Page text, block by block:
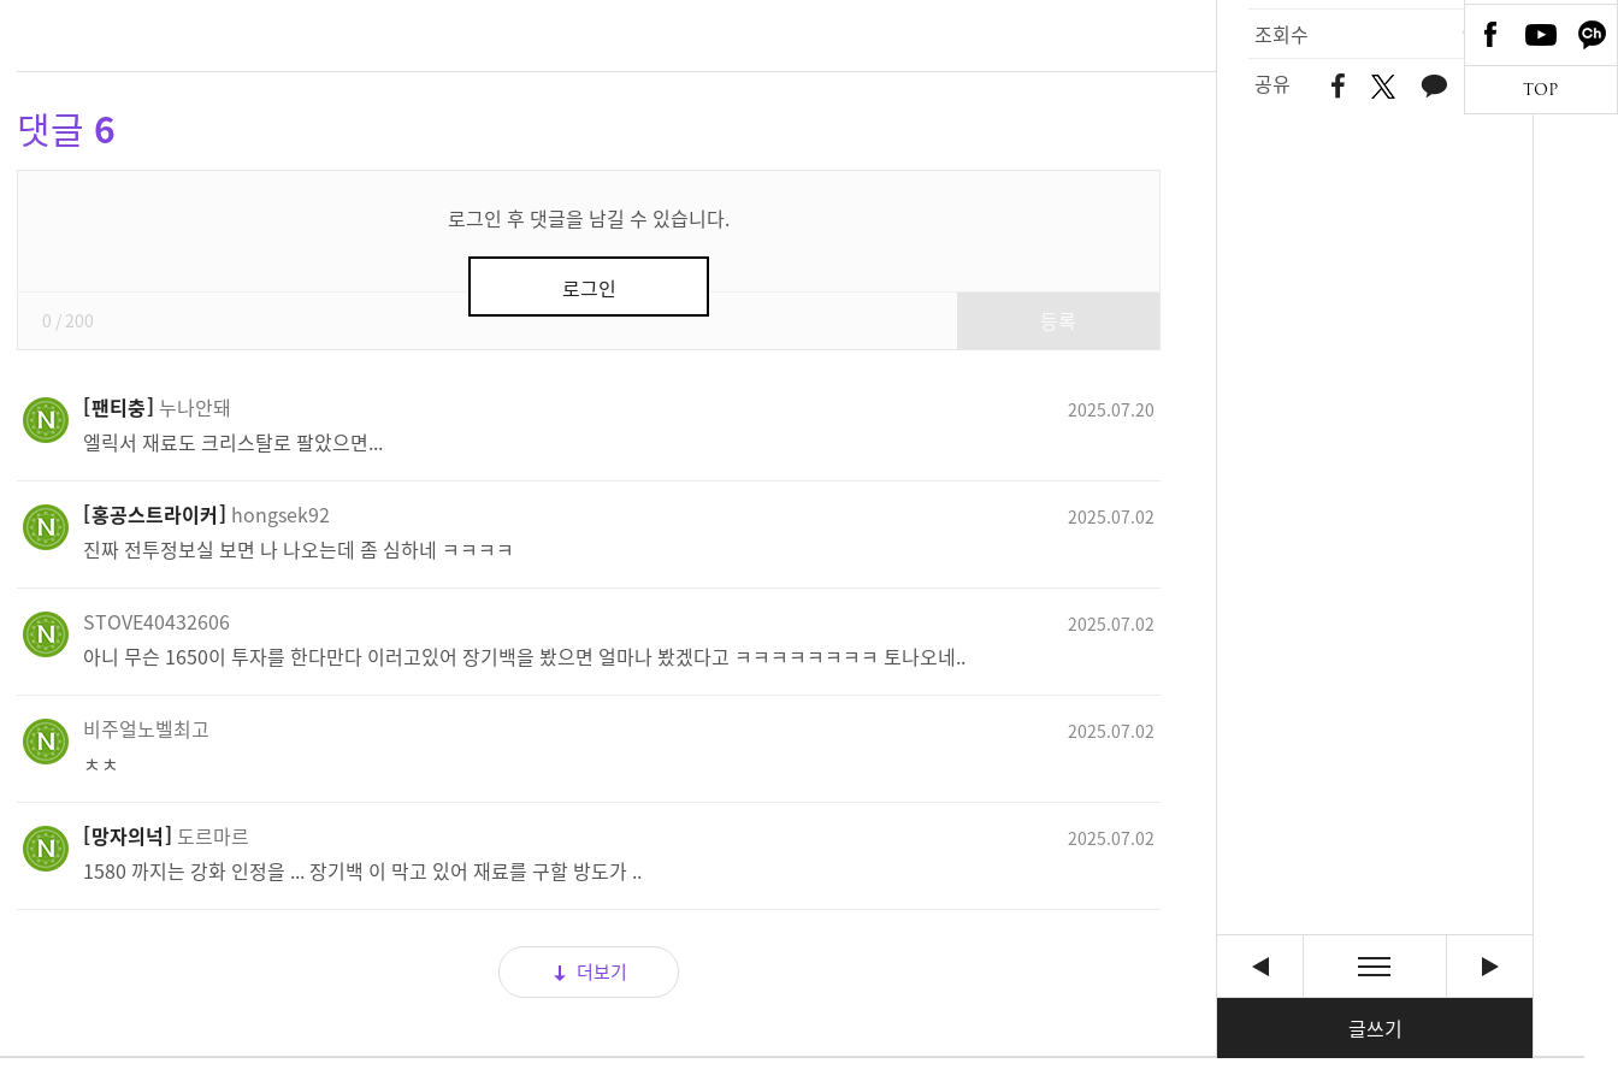
조회수
966
공유
글쓰기
댓글 6
로그인 후 댓글을 남길 수 있습니다.
로그인
0 / 200
팬티충 누나안돼 2025.07.20
엘릭서 재료도 크리스탈로 팔았으면...
홍공스트라이커 hongsek92 2025.07.02
진짜 전투정보실 보면 나 나오는데 좀 심하네 ㅋㅋㅋㅋ
STOVE40432606 2025.07.02
아니 무슨 1650이 투자를 한다만다 이러고있어 장기백을 봤으면 얼마나 봤겠다고 ㅋㅋㅋㅋㅋㅋㅋㅋ 토나오네..
비주얼노벨최고 2025.07.02
ㅊㅊ
망자의넉 도르마르 2025.07.02
1580 까지는 강화 인정을 ... 장기백 이 막고 있어 재료를 구할 방도가 ..
더보기
TOP